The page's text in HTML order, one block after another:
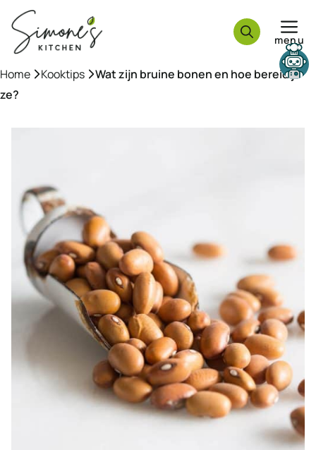
naar
inhoud
menu
Home »Kooktips »Wat zijn bruine bonen en hoe bereid je
ze?
Need help?